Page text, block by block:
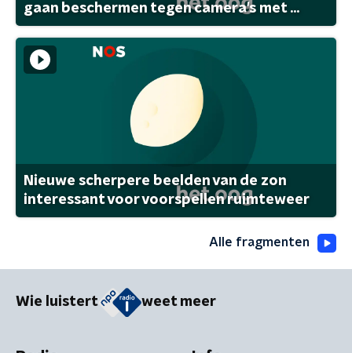
gaan beschermen tegen camera's met ...
Nieuwe scherpere beelden van de zon
interessant voor voorspellen ruimteweer
Alle fragmenten
Wie luistert weet meer